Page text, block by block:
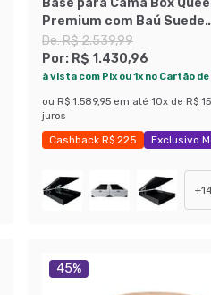
Base para Cama Box
Premium com Baú Suede
(45x158x198) Bege
De:R$ 2.539,99
Por: R$ 1.430,96
à vista com Pix ou 1x no Cartão
ou R$ 1.589,95 em até 10x de R$
juros
Cashback R$ 225
Exclusivo
+
45%